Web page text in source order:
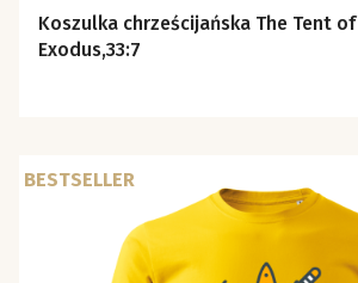
Koszulka chrześcijańska The Tent of Meeting
Exodus,33:7
BESTSELLER